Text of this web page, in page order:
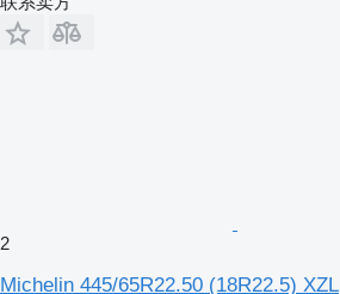
2
Michelin 445/65R22.50 (18R22.5) XZL